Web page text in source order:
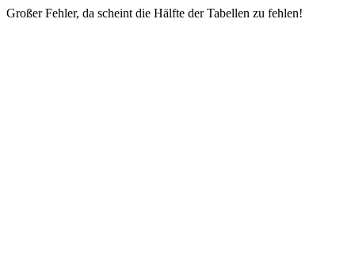
Großer Fehler, da scheint die Hälfte der Tabellen zu fehlen!